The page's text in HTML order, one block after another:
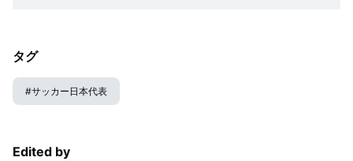
タグ
#サッカー日本代表
Edited by